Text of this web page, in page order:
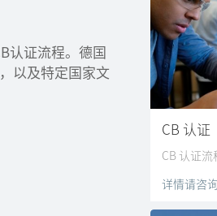
认证流程。德国
以及特定国家文
CB 认证
CB 认证流
详情请咨